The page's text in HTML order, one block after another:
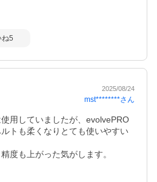
ね5
2025/08/24
mst********さん
用していましたが、evolvePRO
トも柔くなりとても使いやすい
度も上がった気がします。